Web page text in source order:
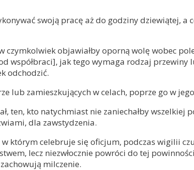
swoją pracę aż do godziny dziewiątej, a
czymkolwiek objawiałby oporną wolę wobec
współbraci], jak tego wymaga rodzaj
odchodzić.
lub zamieszkujących w celach, poprze go w
ten, kto natychmiast nie zaniechałby wszelkiej
dla zawstydzenia.
którym celebruje się oficjum, podczas wigilii
lecz niezwłocznie powróci do tej
milczenie.